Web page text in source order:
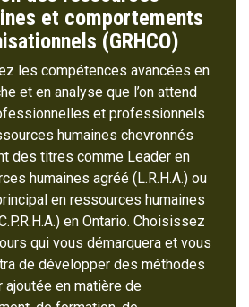
et comportements
(GRHCO)
les compétences avancées en
et en analyse que l’on attend
et professionnels
humaines chevronnés
des titres comme Leader en
humaines agréé (L.R.H.A.) ou
en ressources humaines
en Ontario. Choisissez
qui vous démarquera et vous
de développer des méthodes
ajoutée en matière de